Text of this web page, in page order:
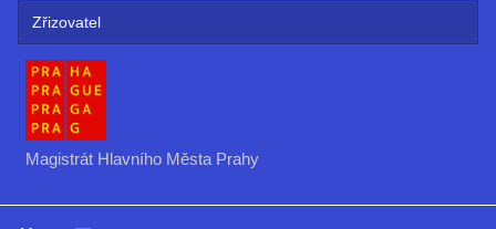
Zřizovatel
Magistrát Hlavního Města Prahy